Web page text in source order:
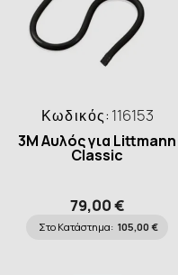
Κωδικός: 116153
3M Αυλός για Littmann
Classic
79,00 €
Στο Κατάστημα: 105,00 €